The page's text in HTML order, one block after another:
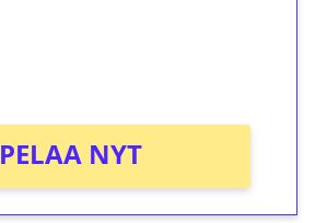
PELAA NYT